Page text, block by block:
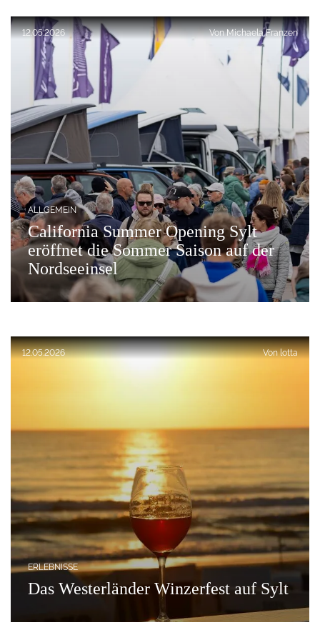
Veröffentlicht am:
12.05.2026 VonMichaela Franzen
California Summer Opening Sylt
eröffnet die Sommer Saison auf der
Nordseeinsel
ALLGEMEIN
Veröffentlicht am:
12.05.2026 Vonlotta
Das Westerländer Winzerfest auf Sylt
ERLEBNISSE